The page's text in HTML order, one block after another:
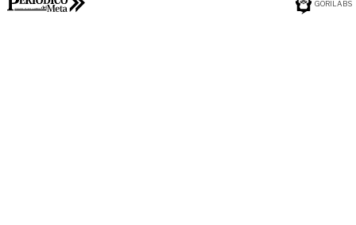
GORILABS